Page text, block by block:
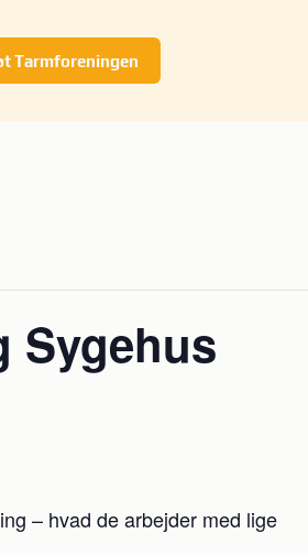
Tarmforeningen
Sygehus
– hvad de arbejder med lige